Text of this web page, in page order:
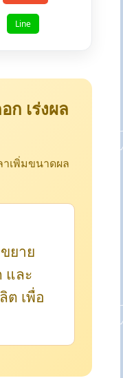
Line
ก เร่งผล
าเพิ่มขนาดผล
ยาย
และ
ต เพื่อ